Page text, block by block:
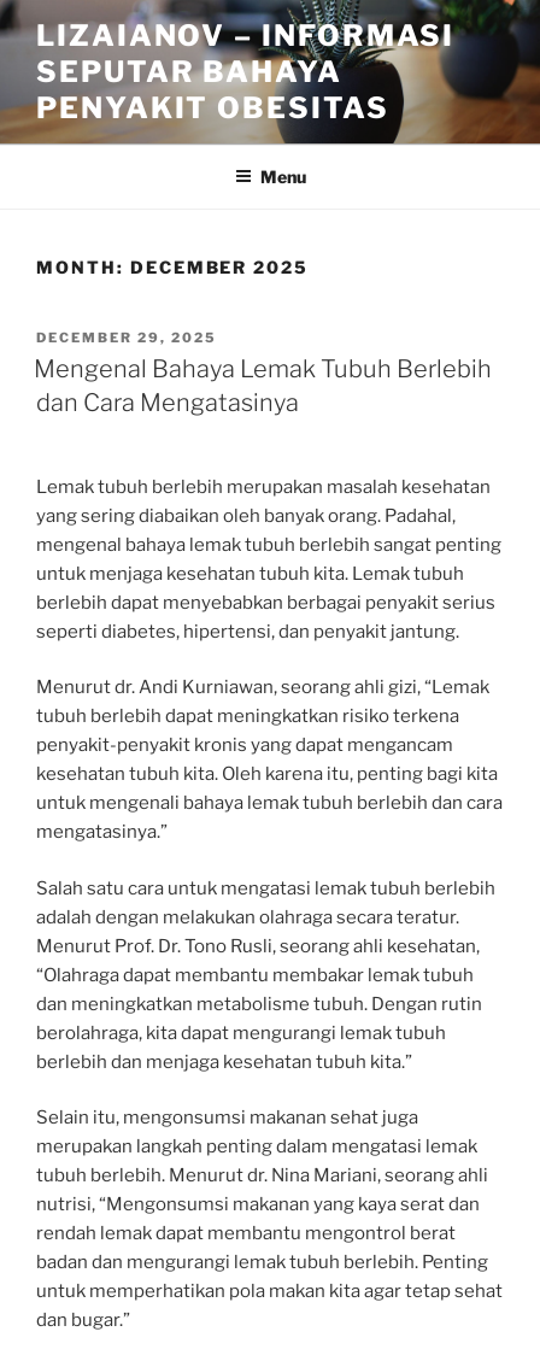
Skip
to
content
LIZAIANOV – INFORMASI
SEPUTAR BAHAYA
PENYAKIT OBESITAS
Menu
MONTH: DECEMBER 2025
POSTED
ON
DECEMBER 29, 2025
Mengenal Bahaya Lemak Tubuh Berlebih
dan Cara Mengatasinya
Lemak tubuh berlebih merupakan masalah kesehatan
yang sering diabaikan oleh banyak orang. Padahal,
mengenal bahaya lemak tubuh berlebih sangat penting
untuk menjaga kesehatan tubuh kita. Lemak tubuh
berlebih dapat menyebabkan berbagai penyakit serius
seperti diabetes, hipertensi, dan penyakit jantung.
Menurut dr. Andi Kurniawan, seorang ahli gizi, “Lemak
tubuh berlebih dapat meningkatkan risiko terkena
penyakit-penyakit kronis yang dapat mengancam
kesehatan tubuh kita. Oleh karena itu, penting bagi kita
untuk mengenali bahaya lemak tubuh berlebih dan cara
mengatasinya.”
Salah satu cara untuk mengatasi lemak tubuh berlebih
adalah dengan melakukan olahraga secara teratur.
Menurut Prof. Dr. Tono Rusli, seorang ahli kesehatan,
“Olahraga dapat membantu membakar lemak tubuh
dan meningkatkan metabolisme tubuh. Dengan rutin
berolahraga, kita dapat mengurangi lemak tubuh
berlebih dan menjaga kesehatan tubuh kita.”
Selain itu, mengonsumsi makanan sehat juga
merupakan langkah penting dalam mengatasi lemak
tubuh berlebih. Menurut dr. Nina Mariani, seorang ahli
nutrisi, “Mengonsumsi makanan yang kaya serat dan
rendah lemak dapat membantu mengontrol berat
badan dan mengurangi lemak tubuh berlebih. Penting
untuk memperhatikan pola makan kita agar tetap sehat
dan bugar.”